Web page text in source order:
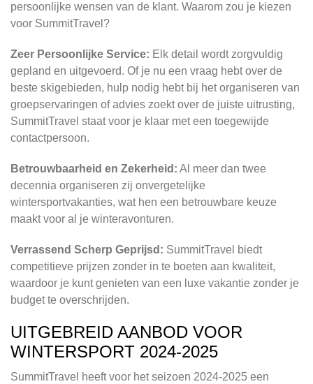
persoonlijke wensen van de klant. Waarom zou je kiezen
voor SummitTravel?
Zeer Persoonlijke Service: Elk detail wordt zorgvuldig
gepland en uitgevoerd. Of je nu een vraag hebt over de
beste skigebieden, hulp nodig hebt bij het organiseren van
groepservaringen of advies zoekt over de juiste uitrusting,
SummitTravel staat voor je klaar met een toegewijde
contactpersoon.
Betrouwbaarheid en Zekerheid: Al meer dan twee
decennia organiseren zij onvergetelijke
wintersportvakanties, wat hen een betrouwbare keuze
maakt voor al je winteravonturen.
Verrassend Scherp Geprijsd: SummitTravel biedt
competitieve prijzen zonder in te boeten aan kwaliteit,
waardoor je kunt genieten van een luxe vakantie zonder je
budget te overschrijden.
UITGEBREID AANBOD VOOR
WINTERSPORT 2024-2025
SummitTravel heeft voor het seizoen 2024-2025 een